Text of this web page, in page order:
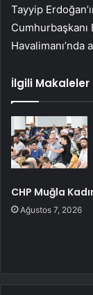
Tayyip
Cumhurbaşkanı
Havalimanı’nda
İlgili Makaleler
CHP Muğla
Ağustos 7, 2026